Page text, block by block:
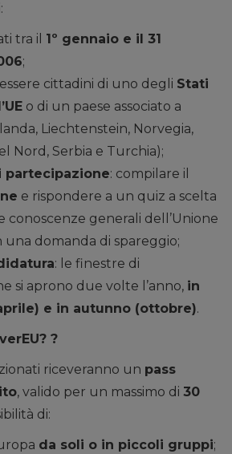
tra il 1º gennaio e il 31
;
cittadini di uno degli Stati
o di un paese associato a
Liechtenstein, Norvegia,
Nord, Serbia e Turchia);
partecipazione: compilare il
e rispondere a un quiz a scelta
conoscenze generali dell’Unione
una domanda di spareggio;
: le finestre di
si aprono due volte l’anno, in
e in autunno (ottobre).
?
riceveranno un pass
, valido per un massimo di 30
di:
da soli o in piccoli gruppi;